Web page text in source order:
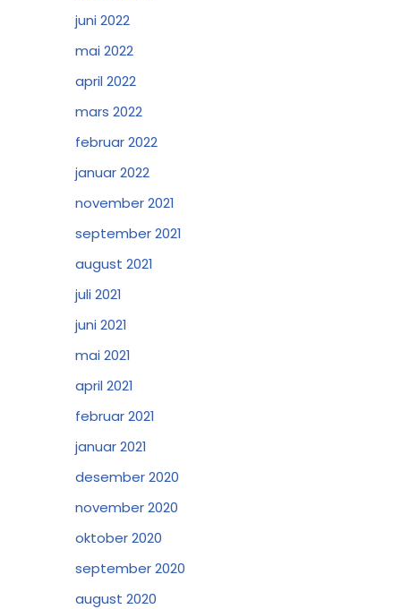
juni 2022
mai 2022
april 2022
mars 2022
februar 2022
januar 2022
november 2021
september 2021
august 2021
juli 2021
juni 2021
mai 2021
april 2021
februar 2021
januar 2021
desember 2020
november 2020
oktober 2020
september 2020
august 2020